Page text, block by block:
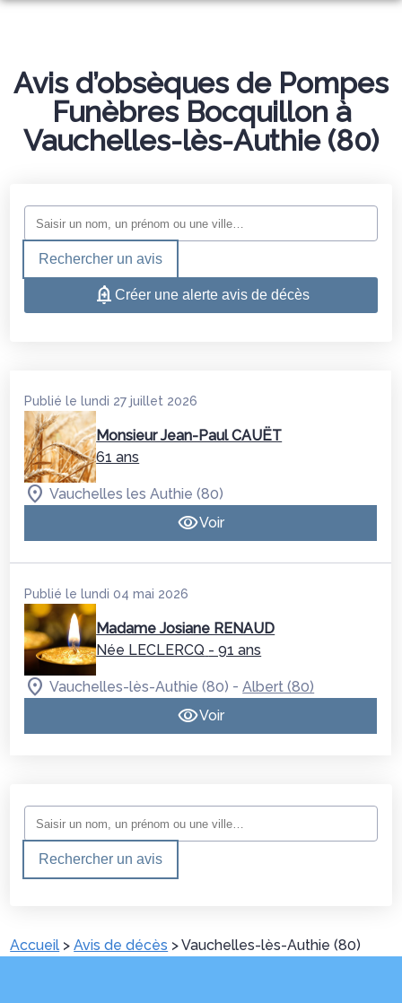
MONUMENTS FUNÉRAIRES
SERVICES AUX FAMILLES
NOS AGENCES
BERNAVILLE
RAINNEVILLE
DOULLENS
BERNAVILLE
ESPACES HOMMAGES
Avis d’obsèques de Pompes
Funèbres Bocquillon à
Vauchelles-lès-Authie (80)
Rechercher un avis
Créer une alerte avis de décès
Publié le lundi 27 juillet 2026
Monsieur Jean-Paul CAUËT
61 ans
Vauchelles les Authie (80)
Voir
Publié le lundi 04 mai 2026
Madame Josiane RENAUD
Née LECLERCQ - 91 ans
Vauchelles-lès-Authie (80) -Albert (80)
Voir
Rechercher un avis
Accueil >Avis de décès >Vauchelles-lès-Authie (80)